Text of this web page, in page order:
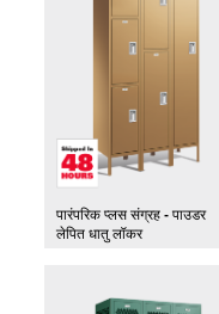
पारंपरिक प्लस संग्रह - पाउडर
लेपित धातु लॉकर